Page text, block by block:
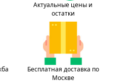
Актуальные цены и
остатки
Бесплатная доставка по
Москве